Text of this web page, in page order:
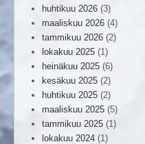
huhtikuu 2026 (3)
maaliskuu 2026 (4)
tammikuu 2026 (2)
lokakuu 2025 (1)
heinäkuu 2025 (6)
kesäkuu 2025 (2)
huhtikuu 2025 (2)
maaliskuu 2025 (5)
tammikuu 2025 (1)
lokakuu 2024 (1)